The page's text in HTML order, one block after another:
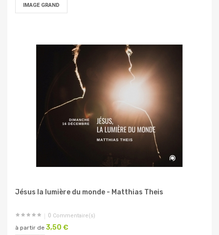
IMAGE GRAND
Jésus la lumière du monde - Matthias Theis
0 Commentaire(s)
à partir de 3,50 €